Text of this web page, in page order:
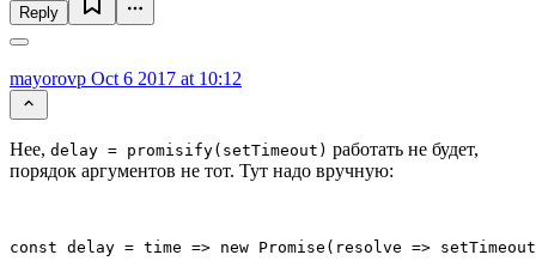
Reply
mayorovp Oct 6 2017 at 10:12
Нее, delay = promisify(setTimeout) работать не будет,
порядок аргументов не тот. Тут надо вручную:
const delay = time => new Promise(resolve =>